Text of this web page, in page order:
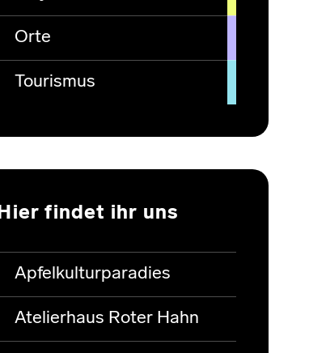
Orte
Tourismus
Hier findet ihr uns
Apfelkulturparadies
Atelierhaus Roter Hahn